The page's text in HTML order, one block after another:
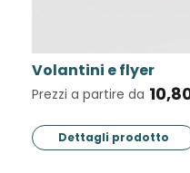
Volantini e flyer
Prezzi a partire da
Dettagli prodotto